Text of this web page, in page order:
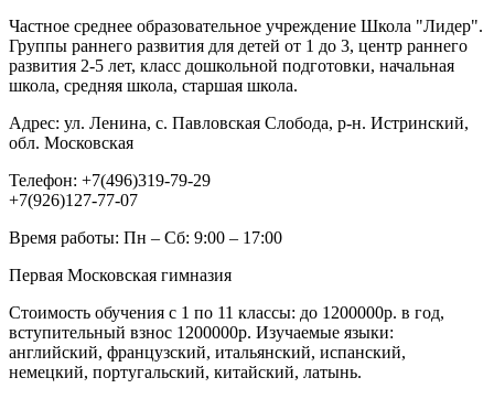
Частное среднее образовательное учреждение Школа "Лидер".
Группы раннего развития для детей от 1 до 3, центр раннего
развития 2-5 лет, класс дошкольной подготовки, начальная
школа, средняя школа, старшая школа.
Адрес: ул. Ленина, с. Павловская Слобода, р-н. Истринский,
обл. Московская
Телефон: +7(496)319-79-29
+7(926)127-77-07
Время работы: Пн – Сб: 9:00 – 17:00
Первая Московская гимназия
Стоимость обучения с 1 по 11 классы: до 1200000р. в год,
вступительный взнос 1200000р. Изучаемые языки:
английский, французский, итальянский, испанский,
немецкий, португальский, китайский, латынь.